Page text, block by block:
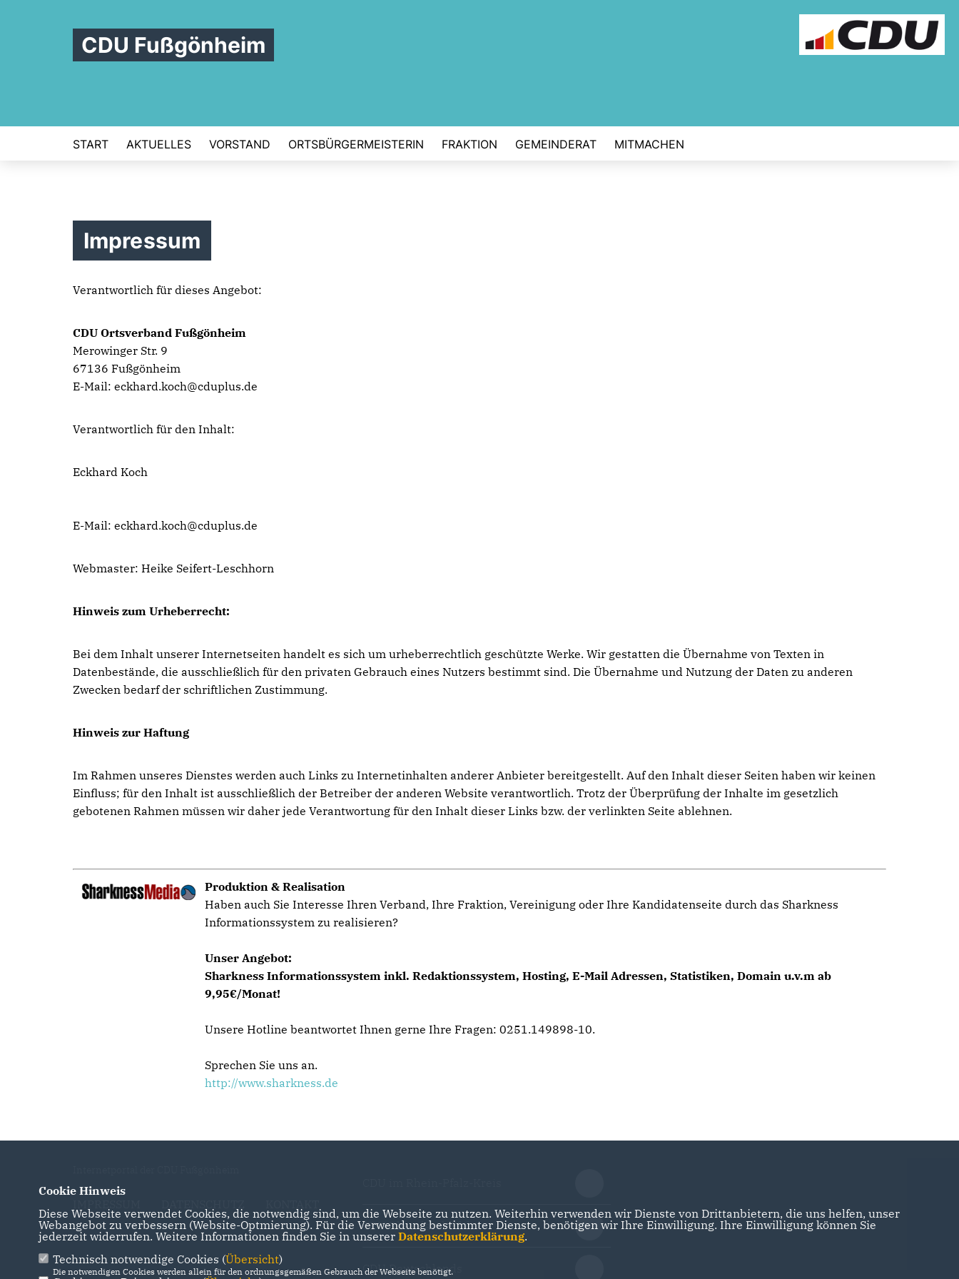
CDU Fußgönheim
START AKTUELLES VORSTAND ORTSBÜRGERMEISTERIN FRAKTION GEMEINDERAT MITMACHEN
Impressum
Verantwortlich für dieses Angebot:
CDU Ortsverband Fußgönheim
Merowinger Str. 9
67136 Fußgönheim
E-Mail: eckhard.koch@cduplus.de
Verantwortlich für den Inhalt:
Eckhard Koch
E-Mail: eckhard.koch@cduplus.de
Webmaster: Heike Seifert-Leschhorn
Hinweis zum Urheberrecht:
Bei dem Inhalt unserer Internetseiten handelt es sich um urheberrechtlich geschützte Werke. Wir gestatten die Übernahme von Texten in
Datenbestände, die ausschließlich für den privaten Gebrauch eines Nutzers bestimmt sind. Die Übernahme und Nutzung der Daten zu anderen
Zwecken bedarf der schriftlichen Zustimmung.
Hinweis zur Haftung
Im Rahmen unseres Dienstes werden auch Links zu Internetinhalten anderer Anbieter bereitgestellt. Auf den Inhalt dieser Seiten haben wir keinen
Einfluss; für den Inhalt ist ausschließlich der Betreiber der anderen Website verantwortlich. Trotz der Überprüfung der Inhalte im gesetzlich
gebotenen Rahmen müssen wir daher jede Verantwortung für den Inhalt dieser Links bzw. der verlinkten Seite ablehnen.
Produktion & Realisation
Haben auch Sie Interesse Ihren Verband, Ihre Fraktion, Vereinigung oder Ihre Kandidatenseite durch das Sharkness
Informationssystem zu realisieren?
Unser Angebot:
Sharkness Informationssystem inkl. Redaktionssystem, Hosting, E-Mail Adressen, Statistiken, Domain u.v.m ab
9,95€/Monat!
Unsere Hotline beantwortet Ihnen gerne Ihre Fragen: 0251.149898-10.
Sprechen Sie uns an.
http://www.sharkness.de
CDU Rheinland-Pfalz
CDU Deutschlands
Cookie Hinweis
Diese Webseite verwendet Cookies, die notwendig sind, um die Webseite zu nutzen. Weiterhin verwenden wir Dienste von Drittanbietern, die uns helfen, unser
Webangebot zu verbessern (Website-Optmierung). Für die Verwendung bestimmter Dienste, benötigen wir Ihre Einwilligung. Ihre Einwilligung können Sie
jederzeit widerrufen. Weitere Informationen finden Sie in unserer Datenschutzerklärung.
Technisch notwendige Cookies (Übersicht)
Die notwendigen Cookies werden allein für den ordnungsgemäßen Gebrauch der Webseite benötigt.